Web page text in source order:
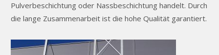
Pulverbeschichtung oder Nassbeschichtung handelt. Durch
die lange Zusammenarbeit ist die hohe Qualität garantiert.